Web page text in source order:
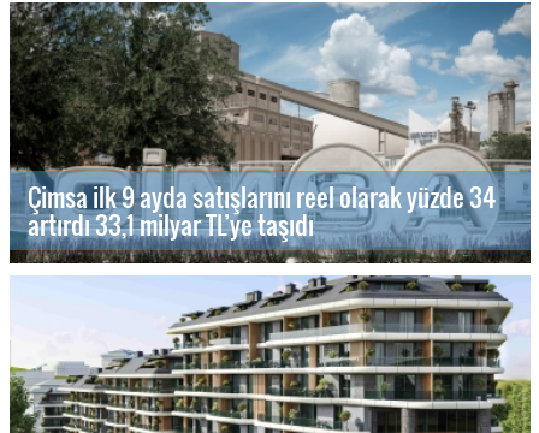
Çimsa ilk 9 ayda satışlarını reel olarak yüzde 34
artırdı 33,1 milyar TL’ye taşıdı